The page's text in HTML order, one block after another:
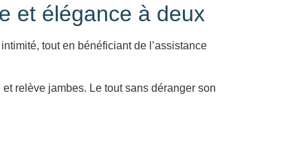
et élégance à deux
tout en bénéficiant de l’assistance
relève jambes. Le tout sans déranger son